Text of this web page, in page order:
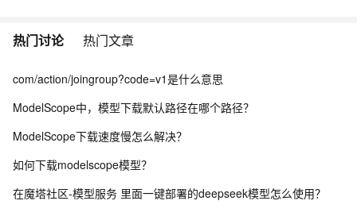
热门讨论 热门文章
com/action/joingroup?code=v1是什么意思
ModelScope中，模型下载默认路径在哪个路径？
ModelScope下载速度慢怎么解决？
如何下载modelscope模型？
在魔塔社区-模型服务 里面一键部署的deepseek模型怎么使用？